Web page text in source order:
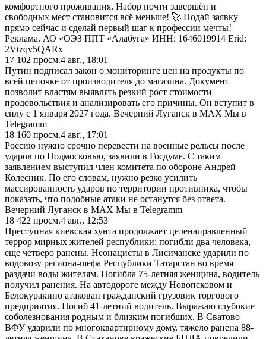
комфортного проживания. Набор почти завершён и
свободных мест становится всё меньше! 🚀 Подай заявку
прямо сейчас и сделай первый шаг к профессии мечты!
Реклама. АО «ОЭЗ ППТ «Алабуга» ИНН: 1646019914 Erid:
2Vtzqv5QARx
17 102 просм.4 авг., 18:01
Путин подписал закон о мониторинге цен на продукты по
всей цепочке от производителя до магазина. Документ
позволит властям выявлять резкий рост стоимости
продовольствия и анализировать его причины. Он вступит в
силу с 1 января 2027 года. Вечерний Луганск в MAX Мы в
Telegramm
18 160 просм.4 авг., 17:01
Россию нужно срочно перевести на военные рельсы после
ударов по Подмосковью, заявили в Госдуме. С таким
заявлением выступил член комитета по обороне Андрей
Колесник. По его словам, нужно резко усилить
массированность ударов по территории противника, чтобы
показать, что подобные атаки не останутся без ответа.
Вечерний Луганск в MAX Мы в Telegramm
18 422 просм.4 авг., 12:53
Преступная киевская хунта продолжает целенаправленный
террор мирных жителей республики: погибли два человека,
еще четверо ранены. Неонацисты в Лисичанске ударили по
водовозу региона-шефа Республики Татарстан во время
раздачи воды жителям. Погибла 75-летняя женщина, водитель
получил ранения. На автодороге между Новопсковом и
Белокуракино атакован гражданский грузовик торгового
предприятия. Погиб 41-летний водитель. Выражаю глубокие
соболезнования родным и близким погибших. В Сватово
ВФУ ударили по многоквартирному дому, тяжело ранена 88-